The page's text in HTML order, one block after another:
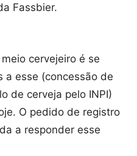
Fassbier.
cervejeiro é se
a esse (concessão de
de cerveja pelo INPI)
O pedido de registro
a responder esse